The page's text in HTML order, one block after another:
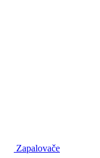
Zapalovače